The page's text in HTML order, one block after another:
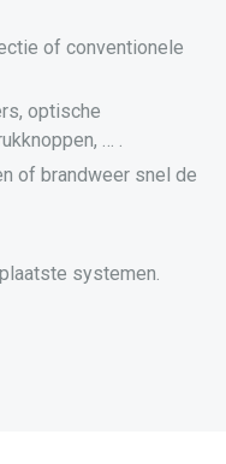
of conventionele
optische
… .
of brandweer snel de
systemen.